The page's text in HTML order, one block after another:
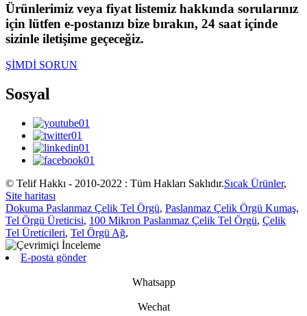
Ürünlerimiz veya fiyat listemiz hakkında sorularınız
için lütfen e-postanızı bize bırakın, 24 saat içinde
sizinle iletişime geçeceğiz.
ŞİMDİ SORUN
Sosyal
© Telif Hakkı - 2010-2022 : Tüm Hakları Saklıdır.Sıcak Ürünler,
Site haritası
Dokuma Paslanmaz Çelik Tel Örgü, Paslanmaz Çelik Örgü Kumaş,
Tel Örgü Üreticisi, 100 Mikron Paslanmaz Çelik Tel Örgü, Çelik
Tel Üreticileri, Tel Örgü Ağ,
E-posta gönder
Whatsapp
Wechat